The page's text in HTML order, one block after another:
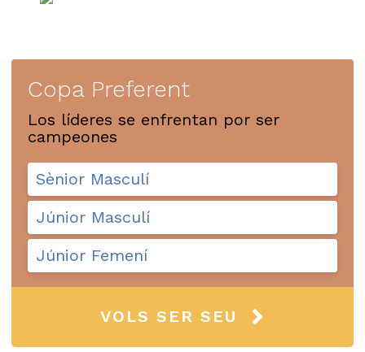
Copa Preferent
Los líderes se enfrentan por ser
campeones
Sènior Masculí
Júnior Masculí
Júnior Femení
VOLS SER SEU